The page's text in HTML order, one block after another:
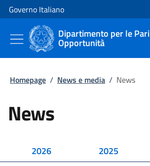
Vai al contenuto
Vai alla navigazione del sito
Governo Italiano
Dipartimento per le Pari
Opportunità
Homepage / News e media / News
News
2026 2025